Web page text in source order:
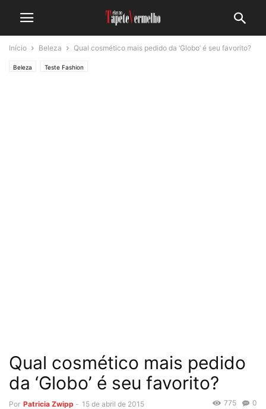
Início Beleza Qual cosmético mais pedido da ‘Globo’ é seu favorito?
Beleza Teste Fashion
Qual cosmético mais pedido
da ‘Globo’ é seu favorito?
Por Patricia Zwipp - 15 de abril de 2015 0
775